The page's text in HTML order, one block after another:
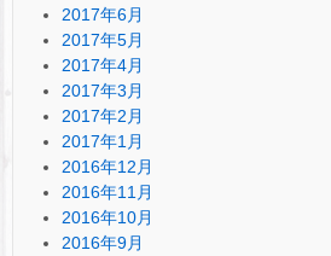
2017年6月
2017年5月
2017年4月
2017年3月
2017年2月
2017年1月
2016年12月
2016年11月
2016年10月
2016年9月